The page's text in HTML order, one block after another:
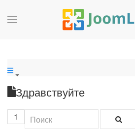
Здравствуйте
1